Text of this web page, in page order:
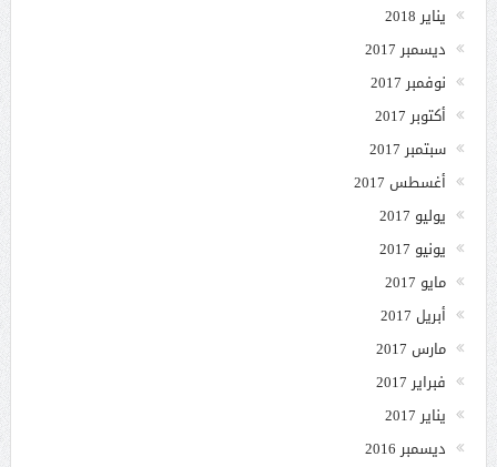
يناير 2018
ديسمبر 2017
نوفمبر 2017
أكتوبر 2017
سبتمبر 2017
أغسطس 2017
يوليو 2017
يونيو 2017
مايو 2017
أبريل 2017
مارس 2017
فبراير 2017
يناير 2017
ديسمبر 2016